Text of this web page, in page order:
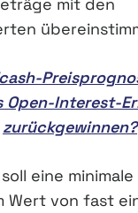
Open-Interest-
zurückgewinnen?
eine
Wert von fast